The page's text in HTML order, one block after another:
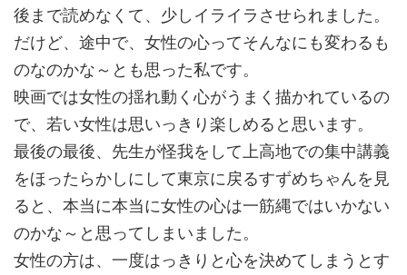
後まで読めなくて、少しイライラさせられました。
だけど、途中で、女性の心ってそんなにも変わるも
のなのかな～とも思った私です。
映画では女性の揺れ動く心がうまく描かれているの
で、若い女性は思いっきり楽しめると思います。
最後の最後、先生が怪我をして上高地での集中講義
をほったらかしにして東京に戻るすずめちゃんを見
ると、本当に本当に女性の心は一筋縄ではいかない
のかな～と思ってしまいました。
女性の方は、一度はっきりと心を決めてしまうとす